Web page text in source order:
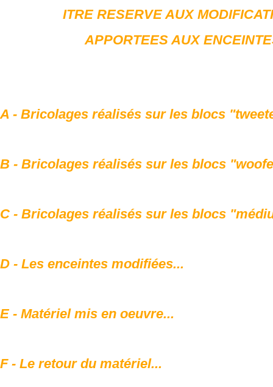
ITRE RESERVE AUX
APPORTEES AUX
A - Bricolages réalisés sur les blocs
B - Bricolages réalisés sur les blocs
C - Bricolages réalisés sur les blocs
D - Les enceintes modifiées...
E - Matériel mis en oeuvre...
F - Le retour du matériel...